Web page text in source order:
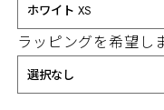
ラッピングを希望し